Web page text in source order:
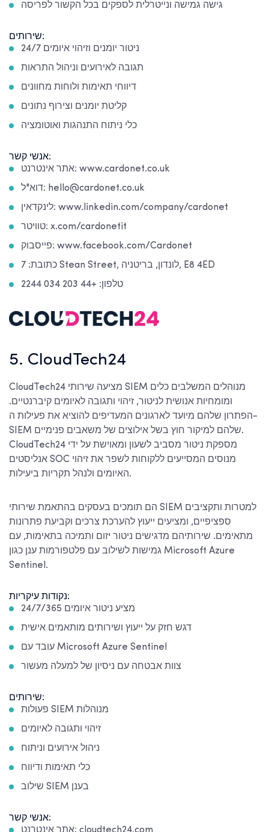
גישה גמישה ונייטרלית לספקים בכל הקשור לפריסה
שירותים:
ניטור יומנים וזיהוי איומים 24/7
תגובה לאירועים וניהול התראות
דיווחי תאימות ולוחות מחוונים
קליטת יומנים וצירוף נתונים
כלי ניתוח התנהגות ואוטומציה
אנשי קשר:
אתר אינטרנט: www.cardonet.co.uk
דוא"ל: hello@cardonet.co.uk
לינקדאין: www.linkedin.com/company/cardonet
טוויטר: x.com/cardonetit
פייסבוק: www.facebook.com/Cardonet
כתובת: 7 Stean Street, לונדון, בריטניה, E8 4ED
טלפון: +44 203 034 2244
5. CloudTech24
CloudTech24 מציעה שירותי SIEM מנוהלים המשלבים כלים
ומומחיות אנושית לניטור, זיהוי ותגובה לאיומים קיברנטיים.
הפתרון שלהם מיועד לארגונים המעדיפים להוציא את פעילות ה-
SIEM שלהם למיקור חוץ בשל אילוצים של משאבים פנימיים.
CloudTech24 מספקת ניטור מסביב לשעון ומאוישת על ידי
אנליסטים SOC מנוסים המסייעים ללקוחות לשפר את זיהוי
האיומים ולנהל תקריות ביעילות.
הם תומכים בעסקים בהתאמת שירותי SIEM למטרות ותקציבים
ספציפיים, ומציעים ייעוץ להערכת צרכים וקביעת פתרונות
מתאימים. שירותיהם מדגישים ניטור יזום ותמיכה בתאימות, עם
גמישות לשילוב עם פלטפורמות ענן כגון Microsoft Azure
Sentinel.
נקודות עיקריות:
מציע ניטור איומים 24/7/365
דגש חזק על ייעוץ ושירותים מותאמים אישית
עובד עם Microsoft Azure Sentinel
צוות אבטחה עם ניסיון של למעלה מעשור
שירותים:
פעולות SIEM מנוהלות
זיהוי ותגובה לאיומים
ניהול אירועים וניתוח
כלי תאימות ודיווח
שילוב SIEM בענן
אנשי קשר: